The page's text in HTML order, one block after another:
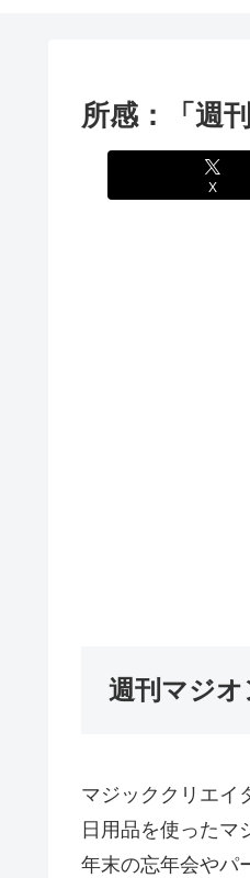
所感：「週
X
週刊マジオ
マジッククリエイ
日用品を使ったマ
年末の忘年会やパ